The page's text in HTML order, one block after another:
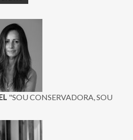
"SOU CONSERVADORA, SOU